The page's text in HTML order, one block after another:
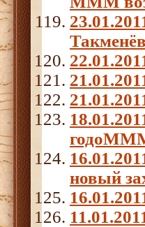
новый